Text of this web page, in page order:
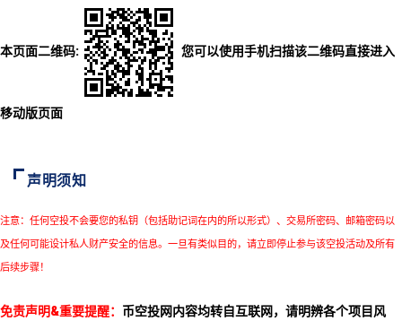
本页面二维码: 您可以使用手机扫描该二维码直接进入
移动版页面
声明须知
注意：任何空投不会要您的私钥（包括助记词在内的所以形式）、交易所密码、邮箱密码以
及任何可能设计私人财产安全的信息。一旦有类似目的，请立即停止参与该空投活动及所有
后续步骤！
免责声明&重要提醒： 币空投网内容均转自互联网，请明辨各个项目风